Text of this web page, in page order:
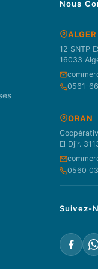
Nous
ALGER
12 SNTP
16033
0561-
ORAN
El Djir.
0560
Suivez-